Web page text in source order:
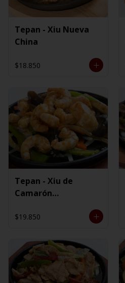
Tepan - Xiu Nueva
China
$18.850
Tepan - Xiu de
Camarón
$19.850